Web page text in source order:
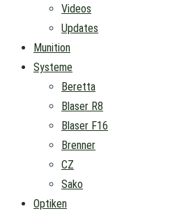
Videos
Updates
Munition
Systeme
Beretta
Blaser R8
Blaser F16
Brenner
CZ
Sako
Optiken